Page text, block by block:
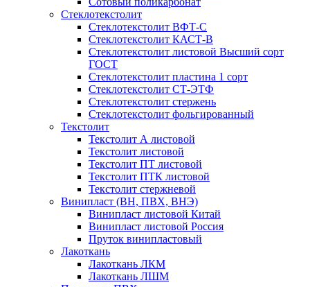
Стеклотекстолит
Стеклотекстолит ВФТ-С
Стеклотекстолит КАСТ-В
Стеклотекстолит листовой Высший сорт
ГОСТ
Стеклотекстолит пластина 1 сорт
Стеклотекстолит СТ-ЭТФ
Стеклотекстолит стержень
Стеклотекстолит фольгированный
Текстолит
Текстолит А листовой
Текстолит листовой
Текстолит ПТ листовой
Текстолит ПТК листовой
Текстолит стержневой
Винипласт (ВН, ПВХ, ВНЭ)
Винипласт листовой Китай
Винипласт листовой Россия
Пруток винипластовый
Лакоткань
Лакоткань ЛКМ
Лакоткань ЛШМ